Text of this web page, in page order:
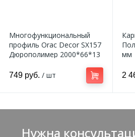
Многофункциональный
профиль Orac Decor SX157
Дюрополимер 2000*66*13
749 руб. / шт
мм
2
Нужна